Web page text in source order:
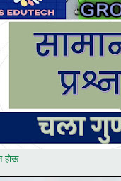
होऊ